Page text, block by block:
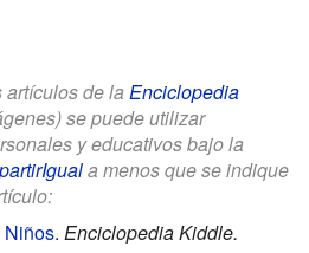
artículos de la Enciclopedia
se puede utilizar
y educativos bajo la
a menos que se indique
Niños. Enciclopedia Kiddle.